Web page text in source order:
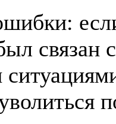
связан